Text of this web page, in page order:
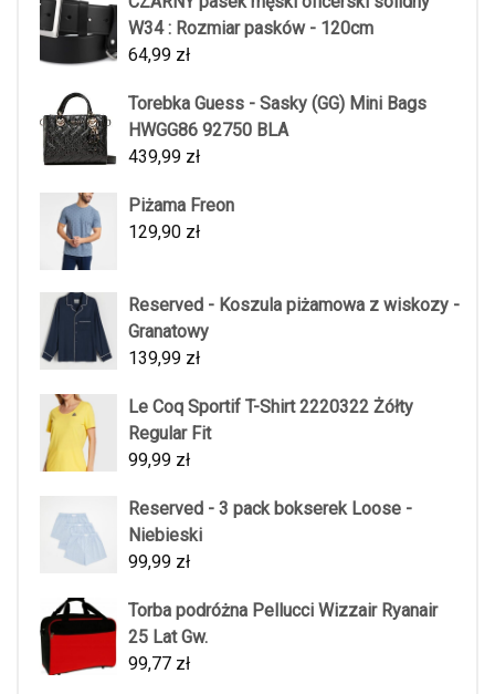
W34 : Rozmiar pasków - 120cm
64,99 zł
Torebka Guess - Sasky (GG) Mini Bags
HWGG86 92750 BLA
439,99 zł
Piżama Freon
129,90 zł
Reserved - Koszula piżamowa z wiskozy -
Granatowy
139,99 zł
Le Coq Sportif T-Shirt 2220322 Żółty
Regular Fit
99,99 zł
Reserved - 3 pack bokserek Loose -
Niebieski
99,99 zł
Torba podróżna Pellucci Wizzair Ryanair
25 Lat Gw.
99,77 zł